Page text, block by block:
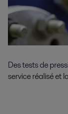
Des tests de
service réalisé et